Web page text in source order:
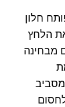
חלון
הלחץ
מבחינה
לחסום